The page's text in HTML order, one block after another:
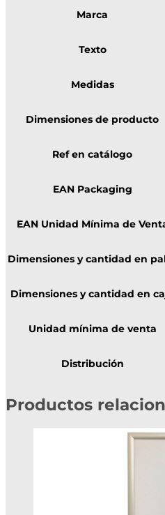
Marca
Texto
Medidas
Dimensiones de producto
Ref en catálogo
EAN Packaging
EAN Unidad Mínima de
Dimensiones y cantidad en
Dimensiones y cantidad en
Unidad mínima de venta
Distribución
Productos